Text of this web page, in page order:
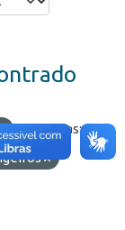
Etiquetas: